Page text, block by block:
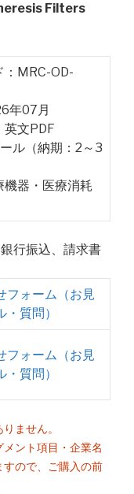
Filters
：MRC-OD-
年07月
英文PDF
ル（納期：2～3
機器・医療消耗
行振込、請求書
フォーム（お見
質問）
フォーム（お見
質問）
ません。
ント項目・企業名
ので、ご購入の前